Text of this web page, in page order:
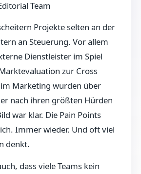
Team
Projekte selten an der
an Steuerung. Vor allem
Dienstleister im Spiel
zur Cross
Marketing wurden über
nach ihren größten Hürden
war klar. Die Pain Points
Immer wieder. Und oft viel
denkt.
dass viele Teams kein